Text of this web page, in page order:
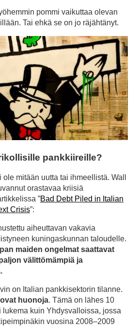
pommi vaikuttaa olevan
Tai ehkä se on jo räjähtänyt.
pankkiireille?
ole mitään uutta tai ihmeellistä. Wall
orastavaa kriisiä
”Bad Debt Piled in Italian
Crisis”:
aiheuttavan vakavia
kuningaskunnan taloudelle.
maiden ongelmat saattavat
välittömämpiä ja
on Italian pankkisektorin tilanne.
huonoja. Tämä on lähes 10
lukema kuin Yhdysvalloissa, jossa
vuosina 2008–2009